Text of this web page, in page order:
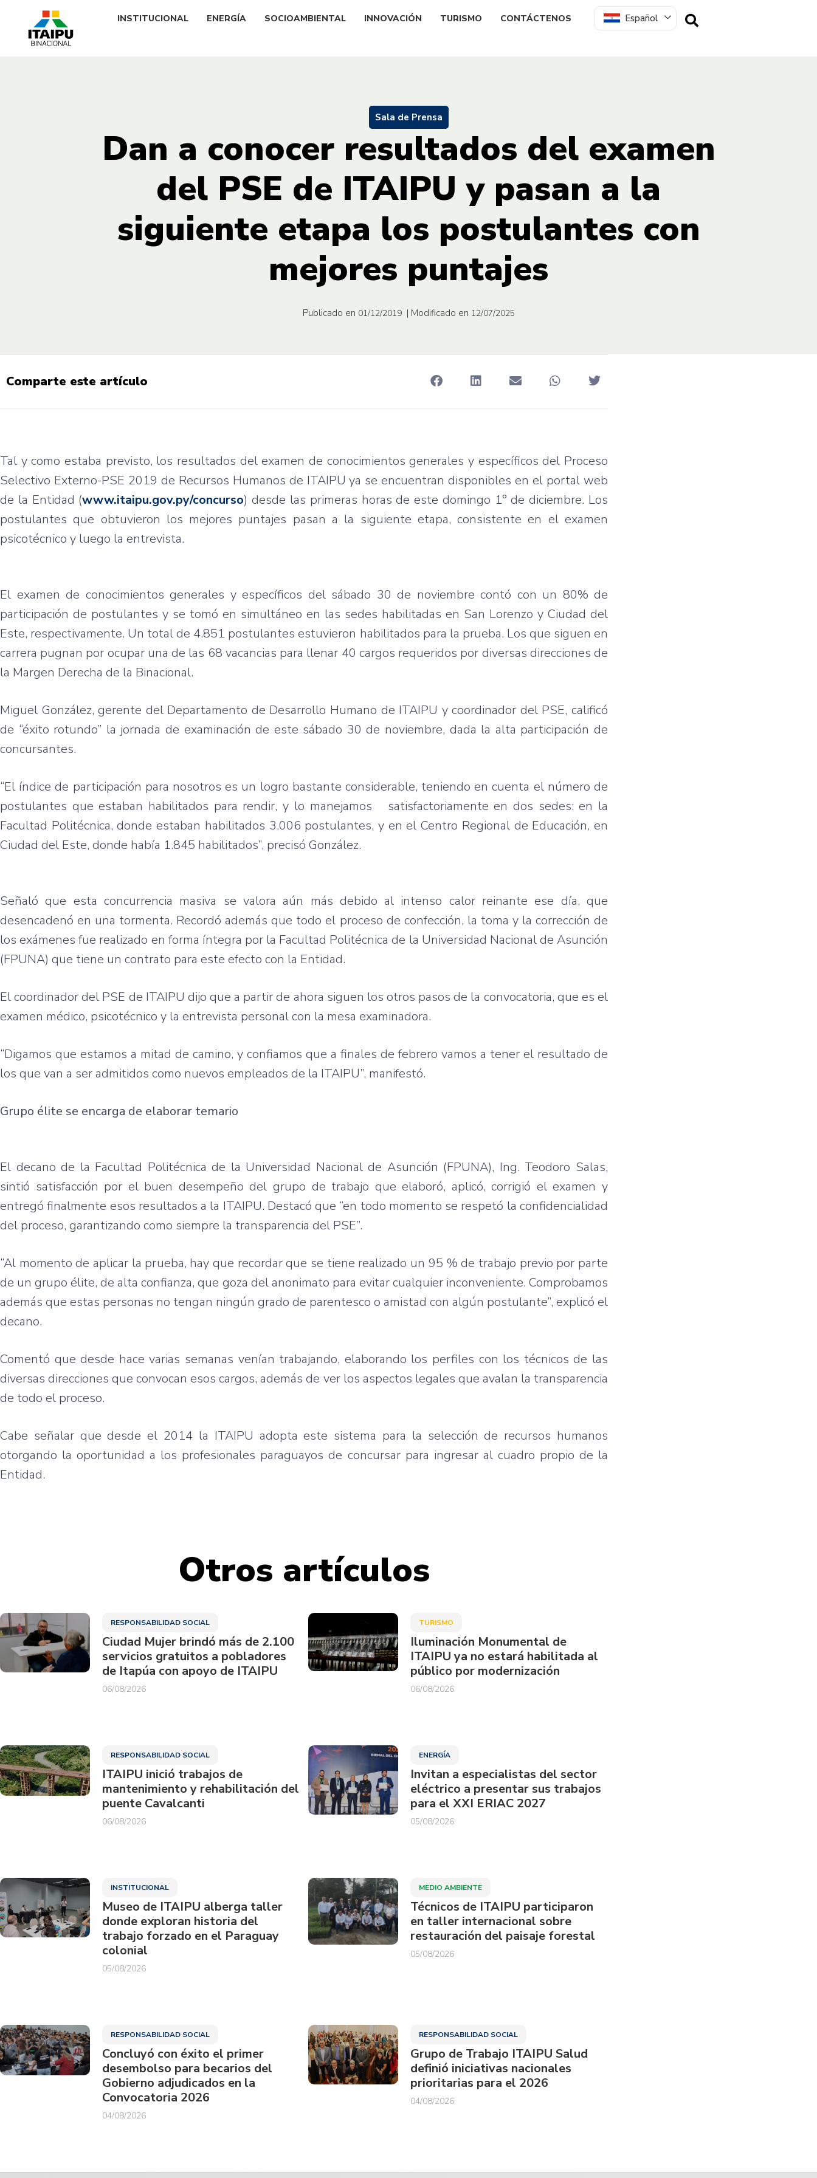
INSTITUCIONAL ENERGÍA SOCIOAMBIENTAL INNOVACIÓN TURISMO CONTÁCTENOS Español
Sala de Prensa
Dan a conocer resultados del examen
del PSE de ITAIPU y pasan a la
siguiente etapa los postulantes con
mejores puntajes
Publicado en 01/12/2019 | Modificado en 12/07/2025
Comparte este artículo
Tal y como estaba previsto, los resultados del examen de conocimientos generales y específicos del Proceso
Selectivo Externo-PSE 2019 de Recursos Humanos de ITAIPU ya se encuentran disponibles en el portal web
de la Entidad (www.itaipu.gov.py/concurso) desde las primeras horas de este domingo 1° de diciembre. Los
postulantes que obtuvieron los mejores puntajes pasan a la siguiente etapa, consistente en el examen
psicotécnico y luego la entrevista.
El examen de conocimientos generales y específicos del sábado 30 de noviembre contó con un 80% de
participación de postulantes y se tomó en simultáneo en las sedes habilitadas en San Lorenzo y Ciudad del
Este, respectivamente. Un total de 4.851 postulantes estuvieron habilitados para la prueba. Los que siguen en
carrera pugnan por ocupar una de las 68 vacancias para llenar 40 cargos requeridos por diversas direcciones de
la Margen Derecha de la Binacional.
Miguel González, gerente del Departamento de Desarrollo Humano de ITAIPU y coordinador del PSE, calificó
de “éxito rotundo” la jornada de examinación de este sábado 30 de noviembre, dada la alta participación de
concursantes.
“El índice de participación para nosotros es un logro bastante considerable, teniendo en cuenta el número de
postulantes que estaban habilitados para rendir, y lo manejamos satisfactoriamente en dos sedes: en la
Facultad Politécnica, donde estaban habilitados 3.006 postulantes, y en el Centro Regional de Educación, en
Ciudad del Este, donde había 1.845 habilitados”, precisó González.
Señaló que esta concurrencia masiva se valora aún más debido al intenso calor reinante ese día, que
desencadenó en una tormenta. Recordó además que todo el proceso de confección, la toma y la corrección de
los exámenes fue realizado en forma íntegra por la Facultad Politécnica de la Universidad Nacional de Asunción
(FPUNA) que tiene un contrato para este efecto con la Entidad.
El coordinador del PSE de ITAIPU dijo que a partir de ahora siguen los otros pasos de la convocatoria, que es el
examen médico, psicotécnico y la entrevista personal con la mesa examinadora.
“Digamos que estamos a mitad de camino, y confiamos que a finales de febrero vamos a tener el resultado de
los que van a ser admitidos como nuevos empleados de la ITAIPU”, manifestó.
Grupo élite se encarga de elaborar temario
El decano de la Facultad Politécnica de la Universidad Nacional de Asunción (FPUNA), Ing. Teodoro Salas,
sintió satisfacción por el buen desempeño del grupo de trabajo que elaboró, aplicó, corrigió el examen y
entregó finalmente esos resultados a la ITAIPU. Destacó que “en todo momento se respetó la confidencialidad
del proceso, garantizando como siempre la transparencia del PSE”.
“Al momento de aplicar la prueba, hay que recordar que se tiene realizado un 95 % de trabajo previo por parte
de un grupo élite, de alta confianza, que goza del anonimato para evitar cualquier inconveniente. Comprobamos
además que estas personas no tengan ningún grado de parentesco o amistad con algún postulante”, explicó el
decano.
Comentó que desde hace varias semanas venían trabajando, elaborando los perfiles con los técnicos de las
diversas direcciones que convocan esos cargos, además de ver los aspectos legales que avalan la transparencia
de todo el proceso.
Cabe señalar que desde el 2014 la ITAIPU adopta este sistema para la selección de recursos humanos
otorgando la oportunidad a los profesionales paraguayos de concursar para ingresar al cuadro propio de la
Entidad.
Otros artículos
RESPONSABILIDAD SOCIAL
Ciudad Mujer brindó más de 2.100
servicios gratuitos a pobladores
de Itapúa con apoyo de ITAIPU
06/08/2026
TURISMO
Iluminación Monumental de
ITAIPU ya no estará habilitada al
público por modernización
06/08/2026
RESPONSABILIDAD SOCIAL
ITAIPU inició trabajos de
mantenimiento y rehabilitación del
puente Cavalcanti
06/08/2026
ENERGÍA
Invitan a especialistas del sector
eléctrico a presentar sus trabajos
para el XXI ERIAC 2027
05/08/2026
INSTITUCIONAL
Museo de ITAIPU alberga taller
donde exploran historia del
trabajo forzado en el Paraguay
colonial
05/08/2026
MEDIO AMBIENTE
Técnicos de ITAIPU participaron
en taller internacional sobre
restauración del paisaje forestal
05/08/2026
RESPONSABILIDAD SOCIAL
Concluyó con éxito el primer
desembolso para becarios del
Gobierno adjudicados en la
Convocatoria 2026
04/08/2026
RESPONSABILIDAD SOCIAL
Grupo de Trabajo ITAIPU Salud
definió iniciativas nacionales
prioritarias para el 2026
04/08/2026